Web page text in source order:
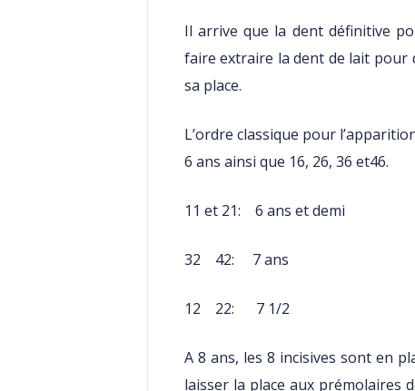
Il arrive que la dent définitive
faire extraire la dent de lait
sa place.
L’ordre classique pour
6 ans ainsi que 16, 26, 36 et46.
11 et 21: 6 ans et demi
32 42: 7 ans
12 22: 7 1/2
A 8 ans, les 8 incisives sont en
laisser la place aux prémolaires